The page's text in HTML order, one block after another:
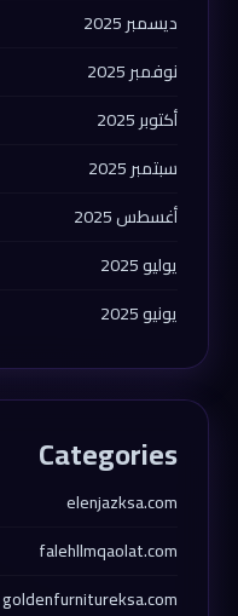
ديسمبر 2025
نوفمبر 2025
أكتوبر 2025
سبتمبر 2025
أغسطس 2025
يوليو 2025
يونيو 2025
Categories
elenjazksa.com
falehllmqaolat.com
goldenfurnitureksa.com